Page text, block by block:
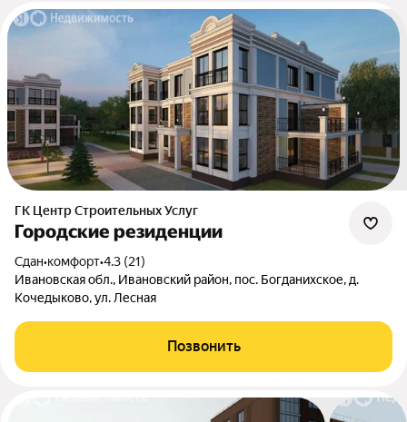
ГК Центр Строительных Услуг
Городские резиденции
Сдан•комфорт•4.3 (21)
Ивановская обл., Ивановский район, пос. Богданихское, д.
Кочедыково, ул. Лесная
Позвонить